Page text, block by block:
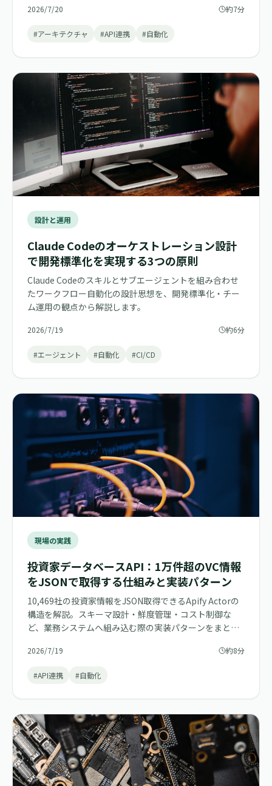
2026/7/20 約7分
#アーキテクチャ #API連携 #自動化
設計と運用
Claude Codeのオーケストレーション設計
で開発標準化を実現する3つの原則
Claude Codeのスキルとサブエージェントを組み合わせ
たワークフロー自動化の設計思想を、開発標準化・チー
ム運用の観点から解説します。
2026/7/19 約6分
#エージェント #自動化 #CI/CD
現場の実践
投資家データベースAPI：1万件超のVC情報
をJSONで取得する仕組みと実装パターン
10,469社の投資家情報をJSON取得できるApify Actorの
構造を解説。スキーマ設計・鮮度管理・コスト制御な
ど、業務システムへ組み込む際の実装パターンをまとめ
2026/7/19 約8分
#API連携 #自動化